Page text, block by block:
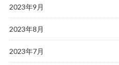
2023年9月
2023年8月
2023年7月